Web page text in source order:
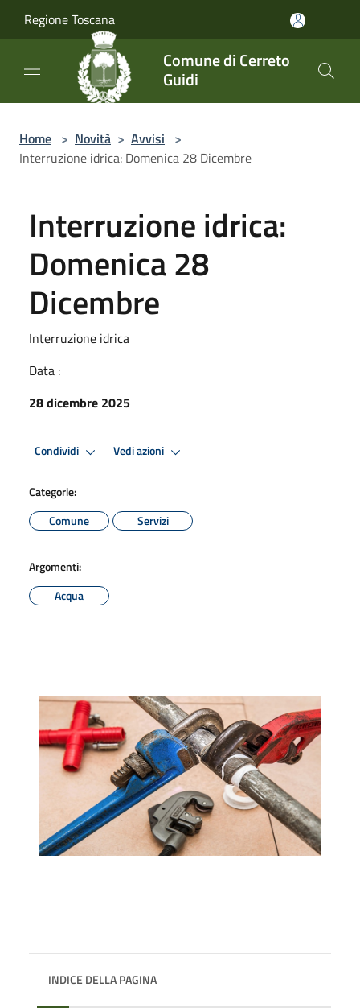
Regione Toscana
Comune di Cerreto
Guidi
Home > Novità > Avvisi >
Interruzione idrica: Domenica 28 Dicembre
Interruzione idrica:
Domenica 28
Dicembre
Interruzione idrica
Data :
28 dicembre 2025
Condividi Vedi azioni
Categorie:
Comune
Servizi
Argomenti:
Acqua
INDICE DELLA PAGINA